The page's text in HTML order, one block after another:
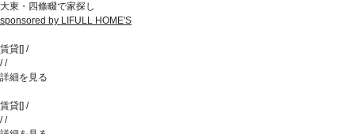
大東・四條畷で家探し
sponsored by LIFULL HOME'S
賃貸[] /
//
詳細を見る
賃貸[] /
//